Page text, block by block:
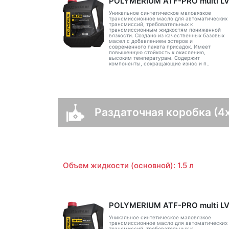
Уникальное синтетическое маловязкое
трансмиссионное масло для автоматических
трансмиссий, требовательных к
трансмиссионным жидкостям пониженной
вязкости. Создано из качественных базовых
масел с добавлением эстеров и
современного пакета присадок. Имеет
повышенную стойкость к окислению,
высоким температурам. Содержит
компоненты, сокращающие износ и п..
Раздаточная коробка
Объем жидкости (основной): 1.5 л
POLYMERIUM ATF-PRO multi LV
Уникальное синтетическое маловязкое
трансмиссионное масло для автоматических